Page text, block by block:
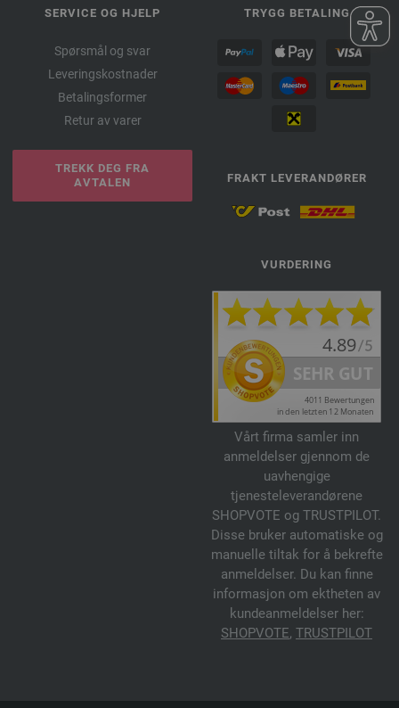
SERVICE OG HJELP
Spørsmål og svar
Leveringskostnader
Betalingsformer
Retur av varer
TREKK DEG FRA
AVTALEN
TRYGG BETALING
FRAKT LEVERANDØRER
VURDERING
Vårt firma samler inn
anmeldelser gjennom de
uavhengige
tjenesteleverandørene
SHOPVOTE og TRUSTPILOT.
Disse bruker automatiske og
manuelle tiltak for å bekrefte
anmeldelser. Du kan finne
informasjon om ektheten av
kundeanmeldelser her:
SHOPVOTE, TRUSTPILOT